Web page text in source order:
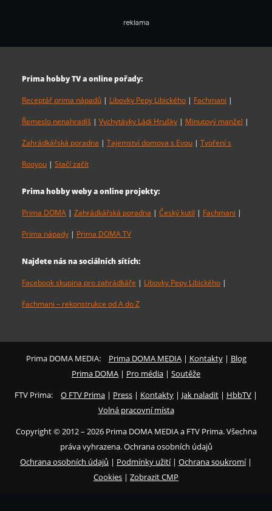
reklama
Prima hobby TV a online pořady:
Receptář prima nápadů | Libovky Pepy Libického | Fachmani |
Řemeslo nenahradíš | Vychytávky Ládi Hrušky | Minutový manžel |
Zahrádkářská poradna | Tajemství domova s Evou | Tvoření s
Rooyou | Stačí začít
Prima hobby weby a online projekty:
Prima DOMA | Zahrádkářská poradna | Český kutil | Fachmani |
Prima nápady | Prima DOMA TV
Najdete nás na sociálních sítích:
Facebook skupina pro zahrádkáře | Libovky Pepy Libického |
Fachmani – rekonstrukce od A do Z
Prima DOMA MEDIA: Prima DOMA MEDIA| Kontakty| Blog
Prima DOMA | Pro média | Soutěže
FTV Prima:
O FTV Prima | Press | Kontakty | Jak naladit | HbbTV |
Volná pracovní místa
Copyright © 2012 – 2026 Prima DOMA MEDIA a FTV Prima. Všechna
práva vyhrazena. Ochrana osobních údajů
Ochrana osobních údajů | Podmínky užití| Ochrana soukromí|
Cookies | Zobrazit CMP